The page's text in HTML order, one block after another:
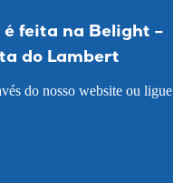
é feita na Belight –
do Lambert
do nosso website ou ligue